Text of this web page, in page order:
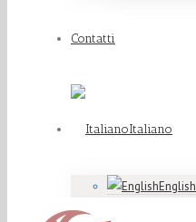
Contatti
Italiano
English